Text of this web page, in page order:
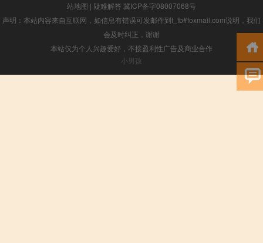
站地图 | 疑难解答 冀ICP备字08007068号
声明：本站内容来自互联网，如信息有错误可发邮件到f_fb#foxmail.com说明，我们
会及时纠正，谢谢
本站仅为个人兴趣爱好，不接盈利性广告及商业合作
小男孩